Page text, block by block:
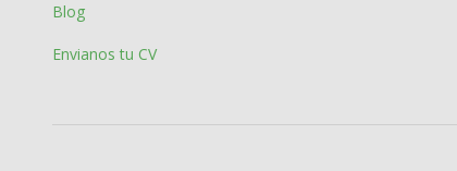
Blog
Envianos tu CV